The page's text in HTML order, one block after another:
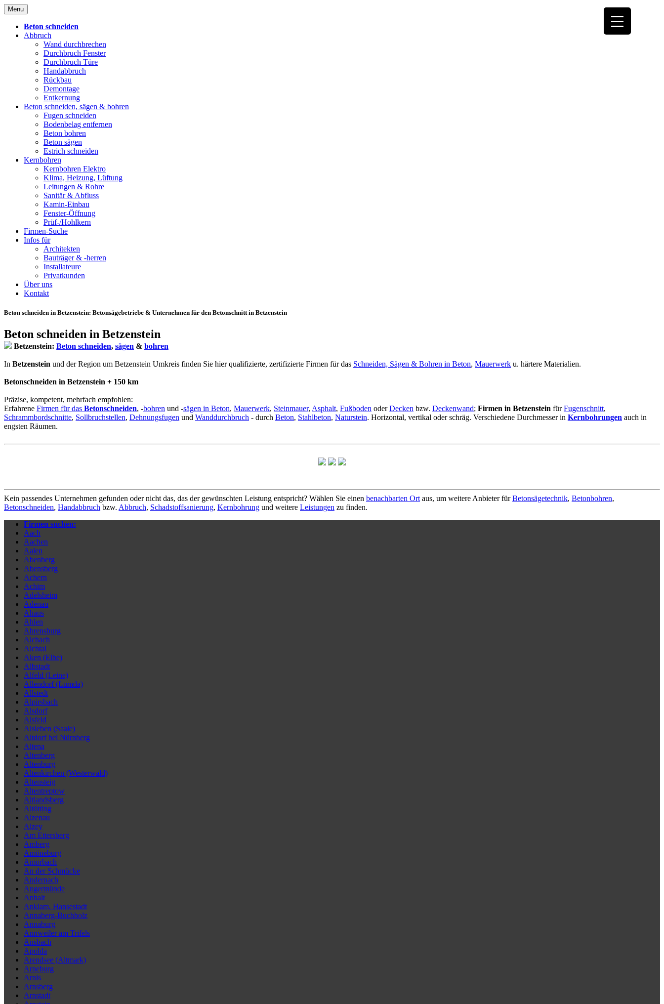
Skip
to
content
Menu
Beton schneiden
Abbruch
Wand durchbrechen
Durchbruch Fenster
Durchbruch Türe
Handabbruch
Rückbau
Demontage
Entkernung
Beton schneiden, sägen & bohren
Fugen schneiden
Bodenbelag entfernen
Beton bohren
Beton sägen
Estrich schneiden
Kernbohren
Kernbohren Elektro
Klima, Heizung, Lüftung
Leitungen & Rohre
Sanitär & Abfluss
Kamin-Einbau
Fenster-Öffnung
Prüf-/Hohlkern
Firmen-Suche
Infos für
Architekten
Bauträger & -herren
Installateure
Privatkunden
Über uns
Kontakt
Beton schneiden in Betzenstein: Betonsägebetriebe & Unternehmen für den Betonschnitt in Betzenstein
Beton schneiden in Betzenstein
Betzenstein: Beton schneiden, sägen & bohren
In Betzenstein und der Region um Betzenstein Umkreis finden Sie hier qualifizierte, zertifizierte Firmen für das Schneiden, Sägen & Bohren in Beton, Mauerwerk u. härtere Materialien.
Betonschneiden in Betzenstein + 150 km
Präzise, kompetent, mehrfach empfohlen:
Erfahrene Firmen für das Betonschneiden, -bohren und -sägen in Beton, Mauerwerk, Steinmauer, Asphalt, Fußboden oderDecken bzw. Deckenwand; Firmen in Betzenstein fürFugenschnitt,
Schrammbordschnitte, Sollbruchstellen, Dehnungsfugen und Wanddurchbruch - durch Beton, Stahlbeton, Naturstein. Horizontal, vertikal oder schräg. Verschiedene Durchmesser in Kernbohrungen auch in
engsten Räumen.
Kein passendes Unternehmen gefunden oder nicht das, das der gewünschten Leistung entspricht? Wählen Sie einen benachbarten Ort aus, um weitere Anbieter fürBetonsägetechnik, Betonbohren,
Betonschneiden, Handabbruch bzw. Abbruch, Schadstoffsanierung, Kernbohrung und weitere Leistungen zu finden.
Firmen suchen:
Aach
Aachen
Aalen
Abenberg
Abensberg
Achern
Achim
Adelsheim
Adenau
Ahaus
Ahlen
Ahrensburg
Aichach
Aichtal
Aken (Elbe)
Albstadt
Alfeld (Leine)
Allendorf (Lumda)
Allstedt
Alpirsbach
Alsdorf
Alsfeld
Alsleben (Saale)
Altdorf bei Nürnberg
Altena
Altenberg
Altenburg
Altenkirchen (Westerwald)
Altensteig
Altentreptow
Altlandsberg
Altötting
Alzenau
Alzey
Am Ettersberg
Amberg
Amöneburg
Amorbach
An der Schmücke
Andernach
Angermünde
Anhalt
Anklam, Hansestadt
Annaberg-Buchholz
Annaburg
Annweiler am Trifels
Ansbach
Apolda
Arendsee (Altmark)
Arneburg
Arnis
Arnsberg
Arnstadt